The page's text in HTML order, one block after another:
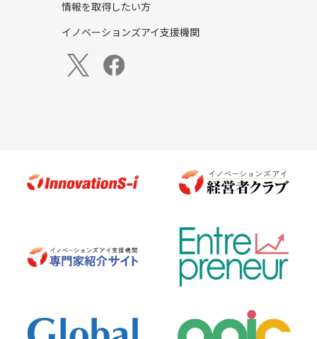
情報を取得したい方
イノベーションズアイ支援機関